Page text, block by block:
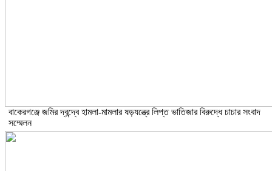
বাকেরগঞ্জে জমির দ্বন্দ্বে হামলা-মামলার ষড়যন্ত্রে লিপ্ত ভাতিজার বিরুদ্ধে চাচার সংবাদ
সম্মেলন